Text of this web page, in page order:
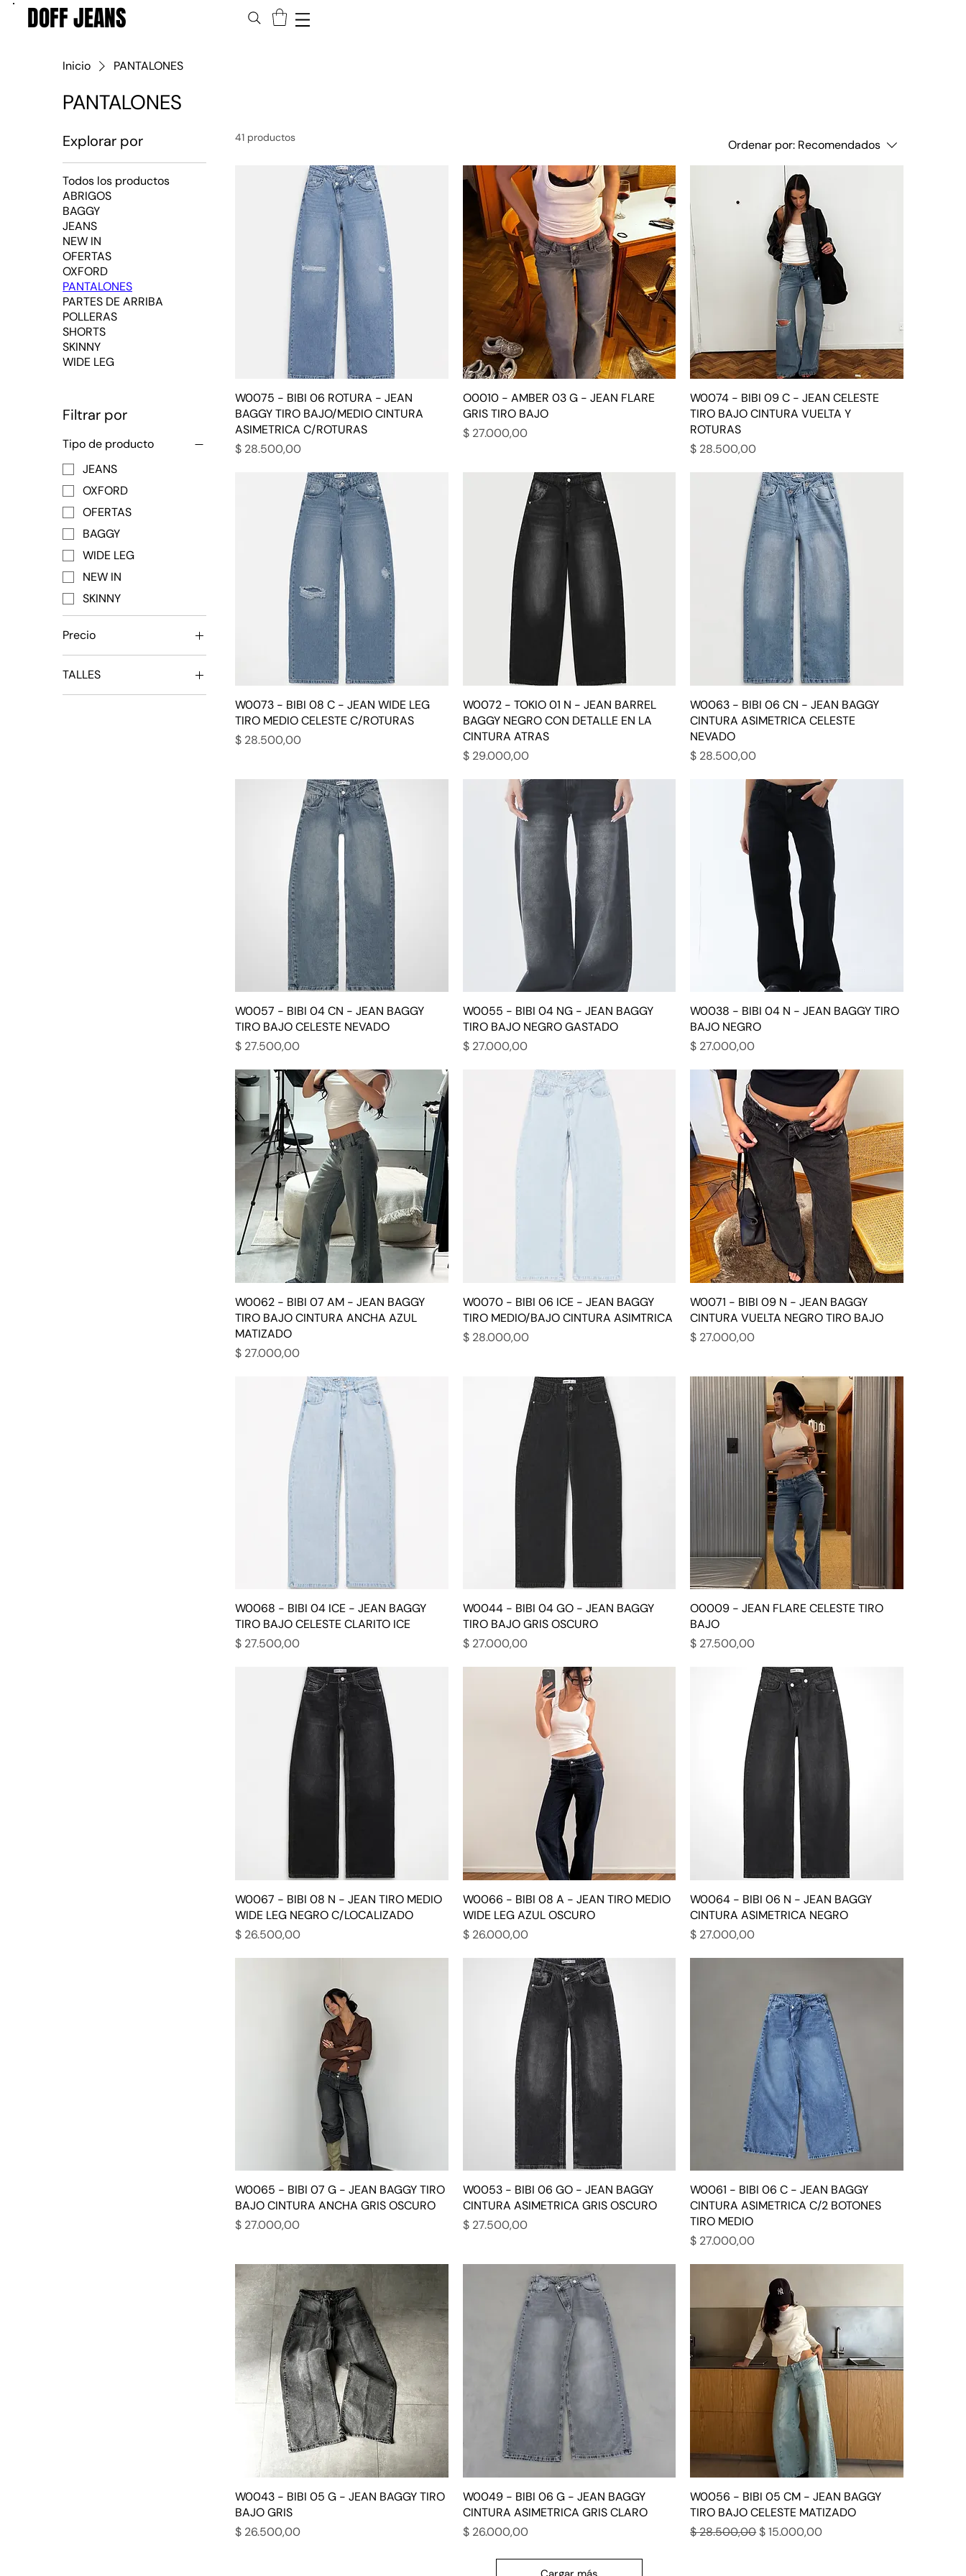
DOFF JEANS
Inicio PANTALONES
PANTALONES
Explorar por
Todos los productos
ABRIGOS
BAGGY
JEANS
NEW IN
OFERTAS
OXFORD
PANTALONES
PARTES DE ARRIBA
POLLERAS
SHORTS
SKINNY
WIDE LEG
Filtrar por
Tipo de producto
JEANS
OXFORD
OFERTAS
BAGGY
WIDE LEG
NEW IN
SKINNY
Precio
7500 ARS 29.000 ARS
TALLES
34
41 productos Ordenar por: Recomendados
W0075 - BIBI 06 ROTURA - JEAN
BAGGY TIRO BAJO/MEDIO CINTURA
ASIMETRICA C/ROTURAS
Precio
$ 28.500,00
O0010 - AMBER 03 G - JEAN FLARE
GRIS TIRO BAJO
Precio
$ 27.000,00
W0074 - BIBI 09 C - JEAN CELESTE
TIRO BAJO CINTURA VUELTA Y
ROTURAS
Precio
$ 28.500,00
W0073 - BIBI 08 C - JEAN WIDE LEG
TIRO MEDIO CELESTE C/ROTURAS
Precio
$ 28.500,00
W0072 - TOKIO 01 N - JEAN BARREL
BAGGY NEGRO CON DETALLE EN LA
CINTURA ATRAS
Precio
$ 29.000,00
W0063 - BIBI 06 CN - JEAN BAGGY
CINTURA ASIMETRICA CELESTE
NEVADO
Precio
$ 28.500,00
W0057 - BIBI 04 CN - JEAN BAGGY
TIRO BAJO CELESTE NEVADO
Precio
$ 27.500,00
W0055 - BIBI 04 NG - JEAN BAGGY
TIRO BAJO NEGRO GASTADO
Precio
$ 27.000,00
W0038 - BIBI 04 N - JEAN BAGGY TIRO
BAJO NEGRO
Precio
$ 27.000,00
W0062 - BIBI 07 AM - JEAN BAGGY
TIRO BAJO CINTURA ANCHA AZUL
MATIZADO
Precio
$ 27.000,00
W0070 - BIBI 06 ICE - JEAN BAGGY
TIRO MEDIO/BAJO CINTURA ASIMTRICA
Precio
$ 28.000,00
W0071 - BIBI 09 N - JEAN BAGGY
CINTURA VUELTA NEGRO TIRO BAJO
Precio
$ 27.000,00
W0068 - BIBI 04 ICE - JEAN BAGGY
TIRO BAJO CELESTE CLARITO ICE
Precio
$ 27.500,00
W0044 - BIBI 04 GO - JEAN BAGGY
TIRO BAJO GRIS OSCURO
Precio
$ 27.000,00
O0009 - JEAN FLARE CELESTE TIRO
BAJO
Precio
$ 27.500,00
W0067 - BIBI 08 N - JEAN TIRO MEDIO
WIDE LEG NEGRO C/LOCALIZADO
Precio
$ 26.500,00
W0066 - BIBI 08 A - JEAN TIRO MEDIO
WIDE LEG AZUL OSCURO
Precio
$ 26.000,00
W0064 - BIBI 06 N - JEAN BAGGY
CINTURA ASIMETRICA NEGRO
Precio
$ 27.000,00
W0065 - BIBI 07 G - JEAN BAGGY TIRO
BAJO CINTURA ANCHA GRIS OSCURO
Precio
$ 27.000,00
W0053 - BIBI 06 GO - JEAN BAGGY
CINTURA ASIMETRICA GRIS OSCURO
Precio
$ 27.500,00
W0061 - BIBI 06 C - JEAN BAGGY
CINTURA ASIMETRICA C/2 BOTONES
TIRO MEDIO
Precio
$ 27.000,00
W0043 - BIBI 05 G - JEAN BAGGY TIRO
BAJO GRIS
Precio
$ 26.500,00
W0049 - BIBI 06 G - JEAN BAGGY
CINTURA ASIMETRICA GRIS CLARO
Precio
$ 26.000,00
W0056 - BIBI 05 CM - JEAN BAGGY
TIRO BAJO CELESTE MATIZADO
Precio
$ 28.500,00Precio de oferta
$ 15.000,00